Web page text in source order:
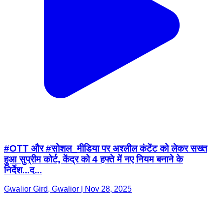
#OTT और #सोशल_मीडिया पर अश्लील कंटेंट को लेकर सख्त
हुआ सुप्रीम कोर्ट, केंद्र को 4 हफ्ते में नए नियम बनाने के